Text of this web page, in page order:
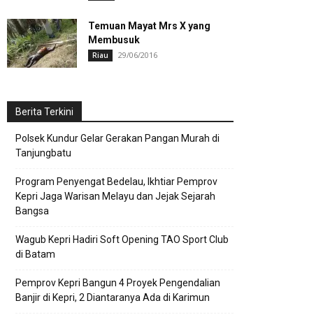
Temuan Mayat Mrs X yang
Membusuk
Riau 29/06/2016
Berita Terkini
Polsek Kundur Gelar Gerakan Pangan Murah di
Tanjungbatu
Program Penyengat Bedelau, Ikhtiar Pemprov
Kepri Jaga Warisan Melayu dan Jejak Sejarah
Bangsa
Wagub Kepri Hadiri Soft Opening TAO Sport Club
di Batam
Pemprov Kepri Bangun 4 Proyek Pengendalian
Banjir di Kepri, 2 Diantaranya Ada di Karimun